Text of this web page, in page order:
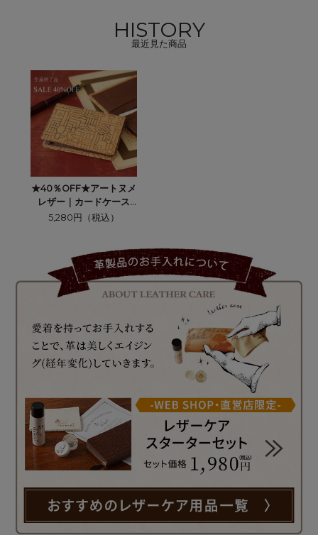
HISTORY
最近見た商品
★40％OFF★アートヌメ
レザー｜カードケース
（名刺入れ）【ザイー
5,280円（税込）